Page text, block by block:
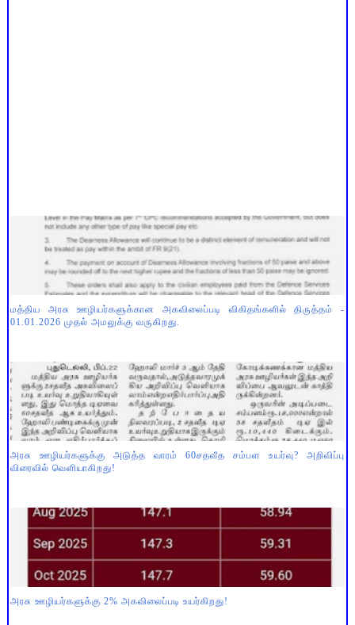
மத்திய அரசு ஊழியர்களுக்கான அகவிலைப்படி விகிதங்களில் திருத்தம் -
01.01.2026 முதல் அமலுக்கு வருகிறது.
அரசு ஊழியர்களுக்கு அடுத்த வாரம் 60சதவீத சம்பள உயர்வு? அறிவிப்பு
விரைவில் வெளியாகிறது!
அரசு ஊழியர்களுக்கு 2% அகவிலைப்படி உயர்கிறது!